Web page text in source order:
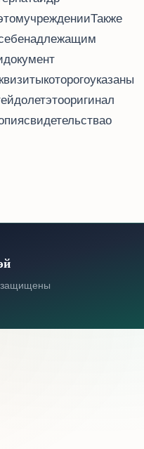
учреждении. Также
себе надлежащим
которого указаны
до 14 лет это оригинал
свидетельства о
защищены.